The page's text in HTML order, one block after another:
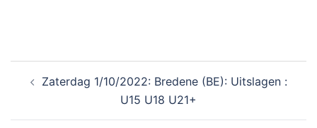
Zaterdag 1/10/2022: Bredene (BE): Uitslagen :
U15 U18 U21+